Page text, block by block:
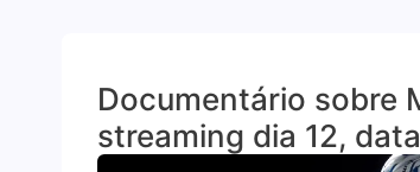
Documentário sobre
streaming dia 12,